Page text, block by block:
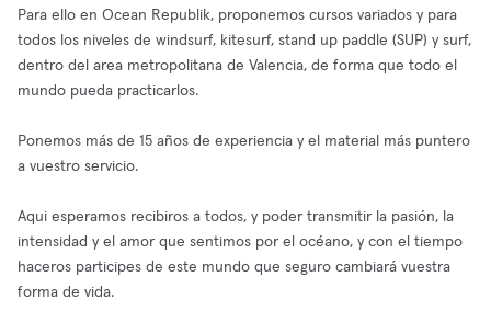
Para ello en Ocean Republik, proponemos cursos variados y para
todos los niveles de windsurf, kitesurf, stand up paddle (SUP) y surf,
dentro del area metropolitana de Valencia, de forma que todo el
mundo pueda practicarlos.
Ponemos más de 15 años de experiencia y el material más puntero
a vuestro servicio.
Aqui esperamos recibiros a todos, y poder transmitir la pasión, la
intensidad y el amor que sentimos por el océano, y con el tiempo
haceros participes de este mundo que seguro cambiará vuestra
forma de vida.